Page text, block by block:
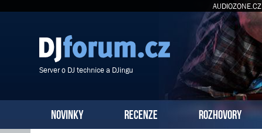
AUDIOZONE.CZ
Server o DJ technice a DJingu
NOVINKY RECENZE ROZHOVORY